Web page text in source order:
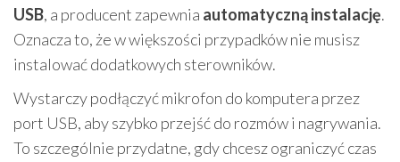
USB, a producent zapewnia automatyczną instalację.
Oznacza to, że w większości przypadków nie musisz
instalować dodatkowych sterowników.
Wystarczy podłączyć mikrofon do komputera przez
port USB, aby szybko przejść do rozmów i nagrywania.
To szczególnie przydatne, gdy chcesz ograniczyć czas